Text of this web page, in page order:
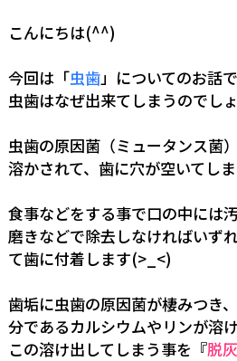
こんにちは(^^)
今回は「虫歯」についてのお話
虫歯はなぜ出来てしまうのでし
虫歯の原因菌（ミュータンス菌
溶かされて、歯に穴が空いてし
食事などをする事で口の中には
磨きなどで除去しなければいず
て歯に付着します(>_<)
歯垢に虫歯の原因菌が棲みつき
分であるカルシウムやリンが溶
この溶け出してしまう事を『脱灰